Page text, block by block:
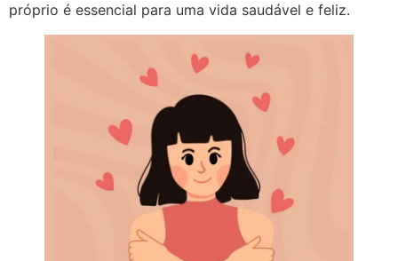
próprio é essencial para uma vida saudável e feliz.